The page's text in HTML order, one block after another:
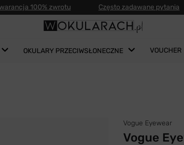
100% zwrotu Często zadawane pytania
OKULARY PRZECIWSŁONECZNE VOUCHER
Vogue Eyewear
Vogue